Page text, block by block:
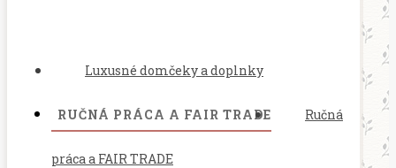
Luxusné domčeky a doplnky
RUČNÁ PRÁCA A FAIR TRADE Ručná
práca a FAIR TRADE